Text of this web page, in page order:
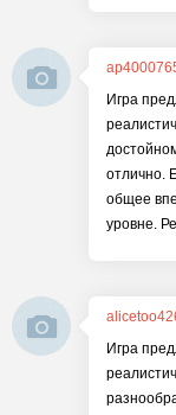
Игра
отлично.
общее
уровне.
Игра